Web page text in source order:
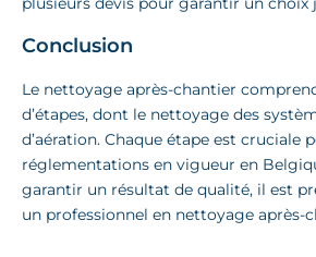
Conclusion
Le nettoyage après-chantier
d’étapes, dont le nettoyage des
d’aération. Chaque étape est cruciale
réglementations en vigueur en
garantir un résultat de qualité, il est
un professionnel en nettoyage après-